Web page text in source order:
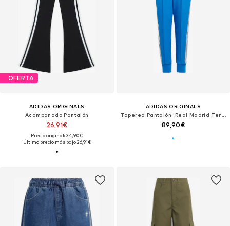
OFERTA
ADIDAS ORIGINALS
Acampanado Pantalón
26,91€
Precio original: 34,90€
Último precio más bajo:26,91€
ADIDAS ORIGINALS
Tapered Pantalón 'Real Madrid Terrace Icons'
89,90€